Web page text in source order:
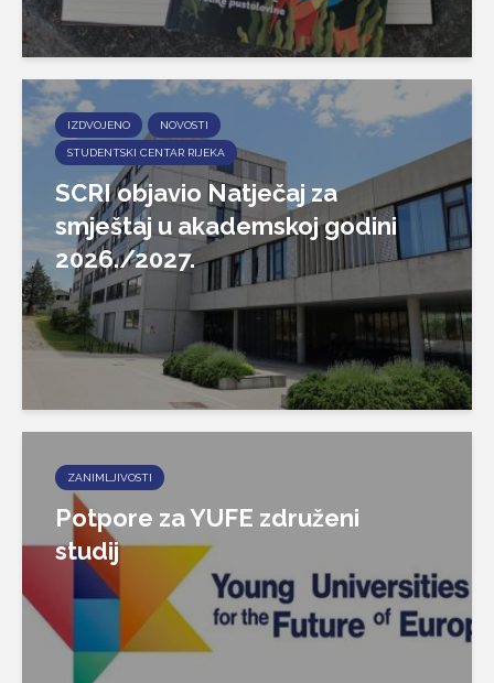
IZDVOJENO NOVOSTI
STUDENTSKI CENTAR RIJEKA
SCRI objavio Natječaj za
smještaj u akademskoj godini
2026./2027.
ZANIMLJIVOSTI
Potpore za YUFE združeni
studij